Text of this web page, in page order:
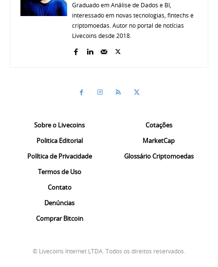
Graduado em Análise de Dados e BI,
interessado em novas tecnologias, fintechs e
criptomoedas. Autor no portal de notícias
Livecoins desde 2018.
Sobre o Livecoins
Politica Editorial
Política de Privacidade
Termos de Uso
Contato
Denúncias
Comprar Bitcoin
Cotações
MarketCap
Glossário Criptomoedas
© Livecoins Internet LTDA. Todos os direitos reservados.